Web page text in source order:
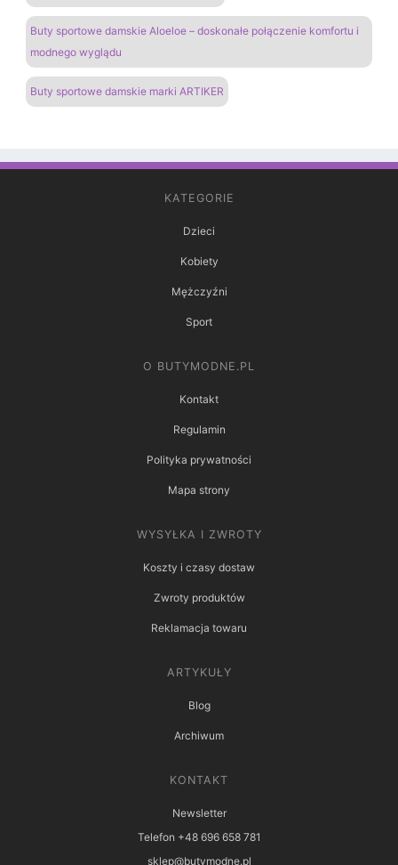
Buty sportowe damskie Aloeloe – doskonałe połączenie komfortu i
modnego wyglądu
Buty sportowe damskie marki ARTIKER
KATEGORIE
Dzieci
Kobiety
Mężczyźni
Sport
O BUTYMODNE.PL
Kontakt
Regulamin
Polityka prywatności
Mapa strony
WYSYŁKA I ZWROTY
Koszty i czasy dostaw
Zwroty produktów
Reklamacja towaru
ARTYKUŁY
Blog
Archiwum
KONTAKT
Newsletter
Telefon +48 696 658 781
sklep@butymodne.pl